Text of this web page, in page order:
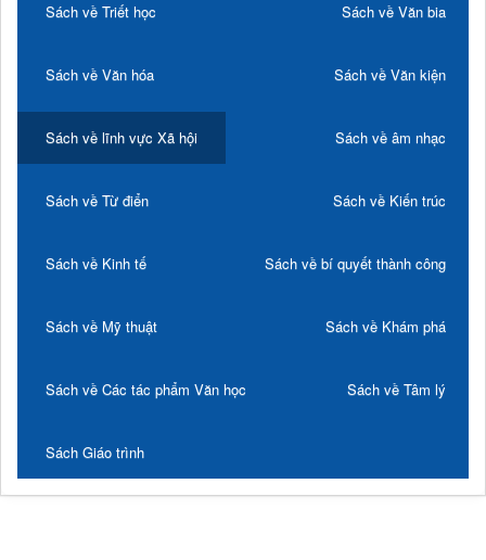
Sách về Triết học Sách về Văn bia
Sách về Văn hóa Sách về Văn kiện
Sách về lĩnh vực Xã hội Sách về âm nhạc
Sách về Từ điển Sách về Kiến trúc
Sách về Kinh tế Sách về bí quyết thành công
Sách về Mỹ thuật Sách về Khám phá
Sách về Các tác phẩm Văn học Sách về Tâm lý
Sách Giáo trình